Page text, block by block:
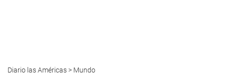
Diario las Américas> Mundo